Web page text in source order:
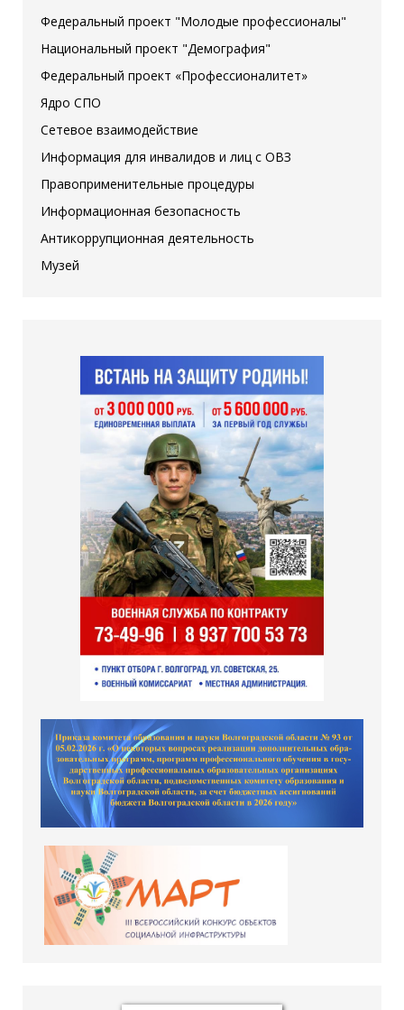
Федеральный проект "Молодые профессионалы"
Национальный проект "Демография"
Федеральный проект «Профессионалитет»
Ядро СПО
Сетевое взаимодействие
Информация для инвалидов и лиц с ОВЗ
Правоприменительные процедуры
Информационная безопасность
Антикоррупционная деятельность
Музей